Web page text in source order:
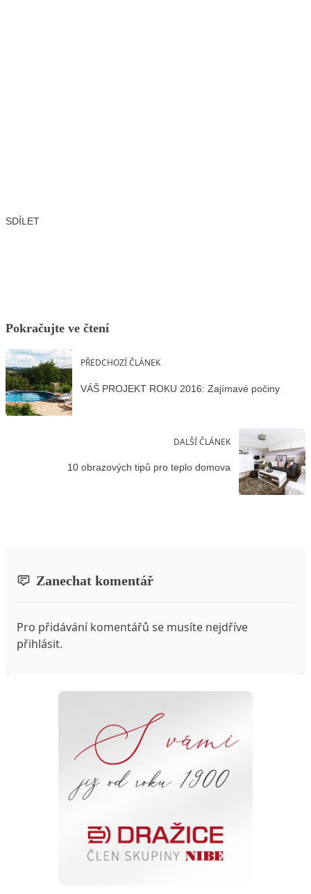
SDÍLET
Pokračujte ve čtení
PŘEDCHOZÍ ČLÁNEK
VÁŠ PROJEKT ROKU 2016: Zajímavé počiny
DALŠÍ ČLÁNEK
10 obrazových tipů pro teplo domova
Zanechat komentář
Pro přidávání komentářů se musíte nejdříve
přihlásit.